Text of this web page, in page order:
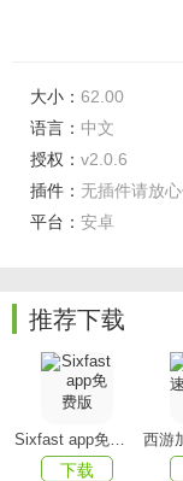
：理
资料自主维护
成员管理等在线办
安全合规：数
验，保障个人与家
大小： 62.00
语言： 中文
授权： v2.0.6
插件： 无插件请放
平台： 安卓
推荐下载
Sixfast app免费版
下载